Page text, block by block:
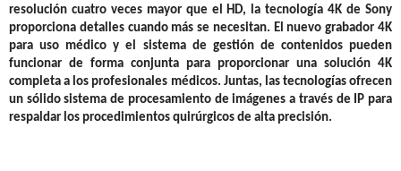
resolución cuatro veces mayor que el HD, la tecnología 4K de Sony
proporciona detalles cuando más se necesitan. El nuevo grabador 4K
para uso médico y el sistema de gestión de contenidos pueden
funcionar de forma conjunta para proporcionar una solución 4K
completa a los profesionales médicos. Juntas, las tecnologías ofrecen
un sólido sistema de procesamiento de imágenes a través de IP para
respaldar los procedimientos quirúrgicos de alta precisión.